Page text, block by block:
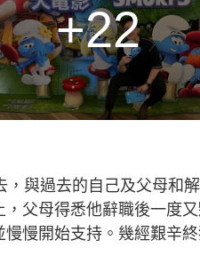
+22
，與過去的自己及父母和
父母得悉他辭職後一度
慢開始支持。幾經艱辛